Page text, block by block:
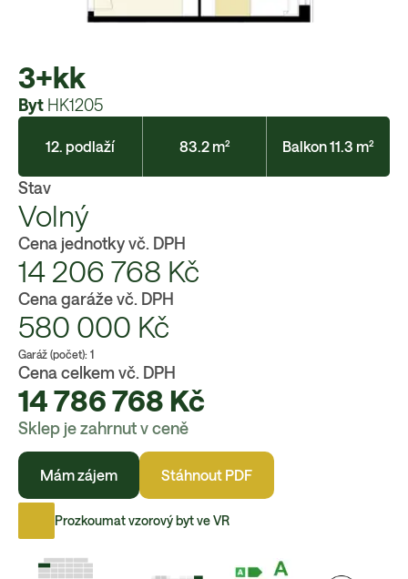
3+kk
Byt HK1205
12. podlaží 83.2 m² Balkon 11.3 m²
Stav
Volný
Cena jednotky vč. DPH
14 206 768 Kč
Cena garáže vč. DPH
580 000 Kč
Garáž (počet): 1
Cena celkem vč. DPH
14 786 768 Kč
Sklep je zahrnut v ceně
Mám zájem Stáhnout PDF
Prozkoumat vzorový byt ve VR